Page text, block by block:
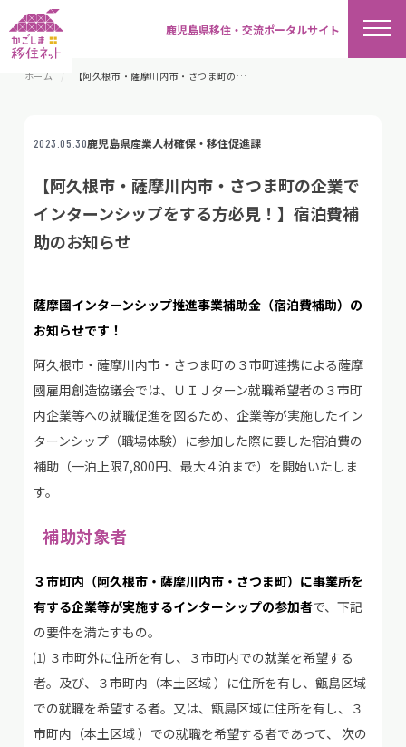
鹿児島県移住・交流ポータルサイト
ホーム 【阿久根市・薩摩川内市・さつま町の企業でインターンシップをする方必見！】宿泊費補助のお知らせ
2023.05.30鹿児島県産業人材確保・移住促進課
【阿久根市・薩摩川内市・さつま町の企業で
インターンシップをする方必見！】宿泊費補
助のお知らせ
薩摩國インターンシップ推進事業補助金（宿泊費補助）の
お知らせです！
阿久根市・薩摩川内市・さつま町の３市町連携による薩摩
國雇用創造協議会では、ＵＩＪターン就職希望者の３市町
内企業等への就職促進を図るため、企業等が実施したイン
ターンシップ（職場体験）に参加した際に要した宿泊費の
補助（一泊上限7,800円、最大４泊まで）を開始いたしま
す。
補助対象者
３市町内（阿久根市・薩摩川内市・さつま町）に事業所を
有する企業等が実施するインターシップの参加者で、下記
の要件を満たすもの。
⑴ ３市町外に住所を有し、３市町内での就業を希望する
者。及び、３市町内（本土区域 ）に住所を有し、甑島区域
での就職を希望する者。又は、甑島区域に住所を有し、３
市町内（本土区域 ）での就職を希望する者であって、 次の